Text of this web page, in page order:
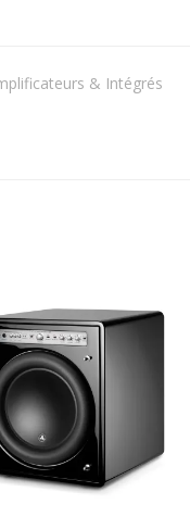
& Intégrés